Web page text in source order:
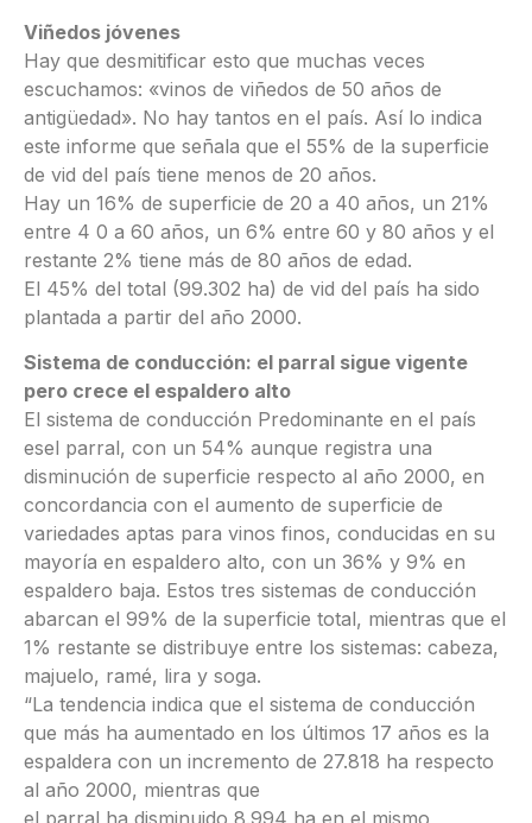
Viñedos jóvenes
Hay que desmitificar esto que muchas veces
escuchamos: «vinos de viñedos de 50 años de
antigüedad». No hay tantos en el país. Así lo indica
este informe que señala que el 55% de la superficie
de vid del país tiene menos de 20 años.
Hay un 16% de superficie de 20 a 40 años, un 21%
entre 4 0 a 60 años, un 6% entre 60 y 80 años y el
restante 2% tiene más de 80 años de edad.
El 45% del total (99.302 ha) de vid del país ha sido
plantada a partir del año 2000.
Sistema de conducción: el parral sigue vigente
pero crece el espaldero alto
El sistema de conducción Predominante en el país
esel parral, con un 54% aunque registra una
disminución de superficie respecto al año 2000, en
concordancia con el aumento de superficie de
variedades aptas para vinos finos, conducidas en su
mayoría en espaldero alto, con un 36% y 9% en
espaldero baja. Estos tres sistemas de conducción
abarcan el 99% de la superficie total, mientras que el
1% restante se distribuye entre los sistemas: cabeza,
majuelo, ramé, lira y soga.
“La tendencia indica que el sistema de conducción
que más ha aumentado en los últimos 17 años es la
espaldera con un incremento de 27.818 ha respecto
al año 2000, mientras que
el parral ha disminuido 8.994 ha en el mismo